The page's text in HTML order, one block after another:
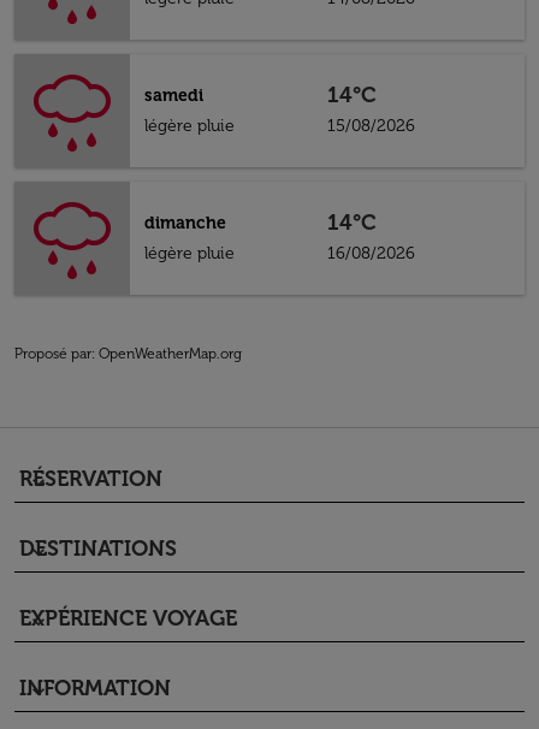
samedi
légère pluie
14°C
15/08/2026
dimanche
légère pluie
14°C
16/08/2026
Proposé par: OpenWeatherMap.org
RÉSERVATION
keyboard_arrow_down
DESTINATIONS
keyboard_arrow_down
EXPÉRIENCE VOYAGE
keyboard_arrow_down
INFORMATION
keyboard_arrow_down